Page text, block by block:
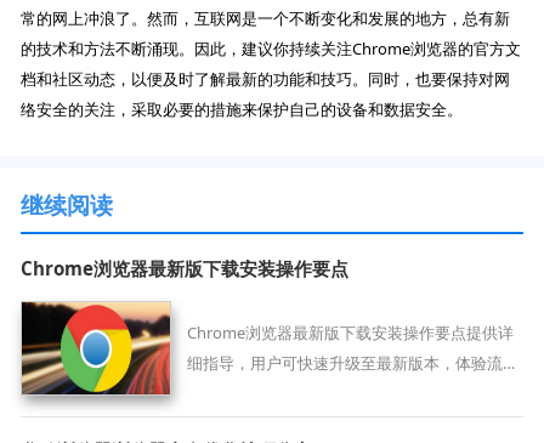
常的网上冲浪了。然而，互联网是一个不断变化和发展的地方，总有新
的技术和方法不断涌现。因此，建议你持续关注Chrome浏览器的官方文
档和社区动态，以便及时了解最新的功能和技巧。同时，也要保持对网
络安全的关注，采取必要的措施来保护自己的设备和数据安全。
继续阅读
Chrome浏览器最新版下载安装操作要点
Chrome浏览器最新版下载安装操作要点提供详
细指导，用户可快速升级至最新版本，体验流畅